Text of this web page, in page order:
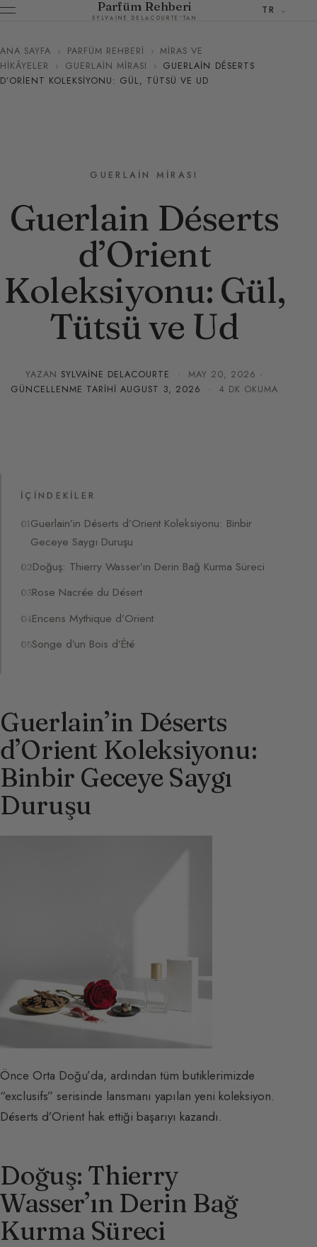
Parfüm Rehberi
SYLVAINE DELACOURTE'TAN
TR
ANA SAYFA › PARFÜM REHBERI › MIRAS VE
HIKÂYELER
› GUERLAIN MIRASI › GUERLAIN DÉSERTS
D’ORIENT KOLEKSIYONU: GÜL, TÜTSÜ VE UD
GUERLAIN MIRASI
Guerlain Déserts
d’Orient
Koleksiyonu: Gül,
Tütsü ve Ud
YAZAN SYLVAINE DELACOURTE · MAY 20, 2026 ·
GÜNCELLENME TARIHIAUGUST 3, 2026 · 4 DK OKUMA
İÇINDEKILER
Guerlain’in Déserts d’Orient Koleksiyonu: Binbir
Geceye Saygı Duruşu
Doğuş: Thierry Wasser’ın Derin Bağ Kurma Süreci
Rose Nacrée du Désert
Encens Mythique d’Orient
Songe d’un Bois d’Été
Guerlain’in Déserts
d’Orient Koleksiyonu:
Binbir Geceye Saygı
Duruşu
Önce Orta Doğu’da, ardından tüm butiklerimizde
“exclusifs” serisinde lansmanı yapılan yeni koleksiyon.
Déserts d’Orient hak ettiği başarıyı kazandı.
Doğuş: Thierry
Wasser’ın Derin Bağ
Kurma Süreci